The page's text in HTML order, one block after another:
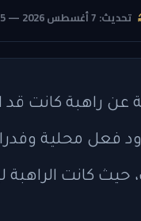
تحديث: 7 أغسطس 2026 — 4:15 PM
عن راهبة كانت
فعل محلية
كانت الراهبة